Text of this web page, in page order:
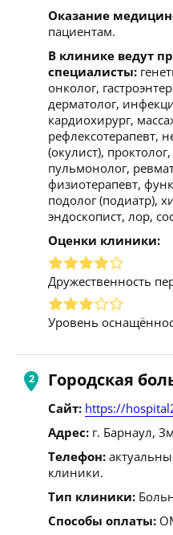
Оказание
пациентам.
В клинике ведут
специалисты:
онколог,
дерматолог,
кардиохирург,
рефлексотерапевт,
(окулист),
пульмонолог,
физиотерапевт,
подолог (подиатр),
эндоскопист, лор,
Оценки клиники:
Дружественность
Уровень
Городская
Сайт: https://
Адрес: г. Барнаул,
Телефон:
клиники.
Тип клиники:
Способы оплаты: